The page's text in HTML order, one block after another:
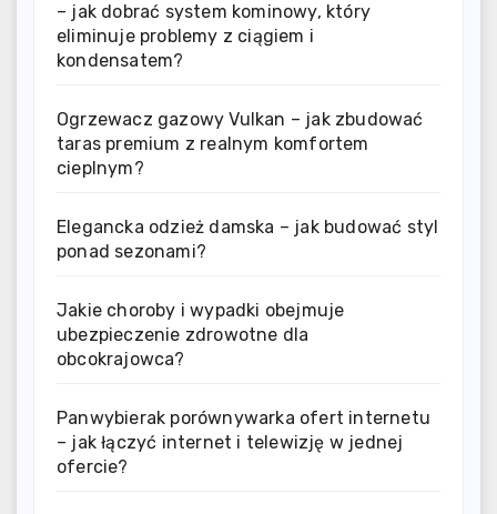
– jak dobrać system kominowy, który
eliminuje problemy z ciągiem i
kondensatem?
Ogrzewacz gazowy Vulkan – jak zbudować
taras premium z realnym komfortem
cieplnym?
Elegancka odzież damska – jak budować styl
ponad sezonami?
Jakie choroby i wypadki obejmuje
ubezpieczenie zdrowotne dla
obcokrajowca?
Panwybierak porównywarka ofert internetu
– jak łączyć internet i telewizję w jednej
ofercie?